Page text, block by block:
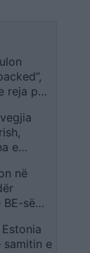
reja për
e
në
së
samitin e